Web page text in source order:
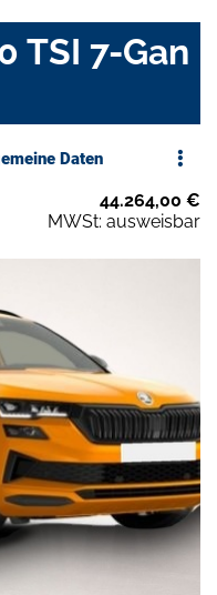
TSI 7-Gan
Daten
44.264,00 €
MWSt: ausweisbar